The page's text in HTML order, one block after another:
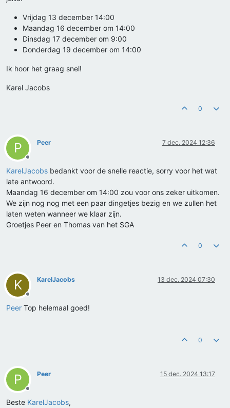
Vrijdag 13 december 14:00
Maandag 16 december om 14:00
Dinsdag 17 december om 9:00
Donderdag 19 december om 14:00
Ik hoor het graag snel!
Karel Jacobs
0
P
Offline
Peer 7 dec. 2024 12:36
KarelJacobs bedankt voor de snelle reactie, sorry voor het wat
late antwoord.
Maandag 16 december om 14:00 zou voor ons zeker uitkomen.
We zijn nog nog met een paar dingetjes bezig en we zullen het
laten weten wanneer we klaar zijn.
Groetjes Peer en Thomas van het SGA
0
K
Offline
KarelJacobs 13 dec. 2024 07:30
Peer Top helemaal goed!
0
P
Offline
Peer 15 dec. 2024 13:17
Beste KarelJacobs,